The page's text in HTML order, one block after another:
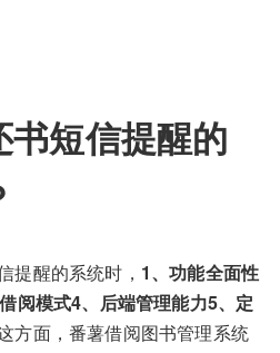
短信提醒的
提醒的系统时， 1、功能全面性
阅模式4、后端管理能力5、定
方面，番薯借阅图书管理系统